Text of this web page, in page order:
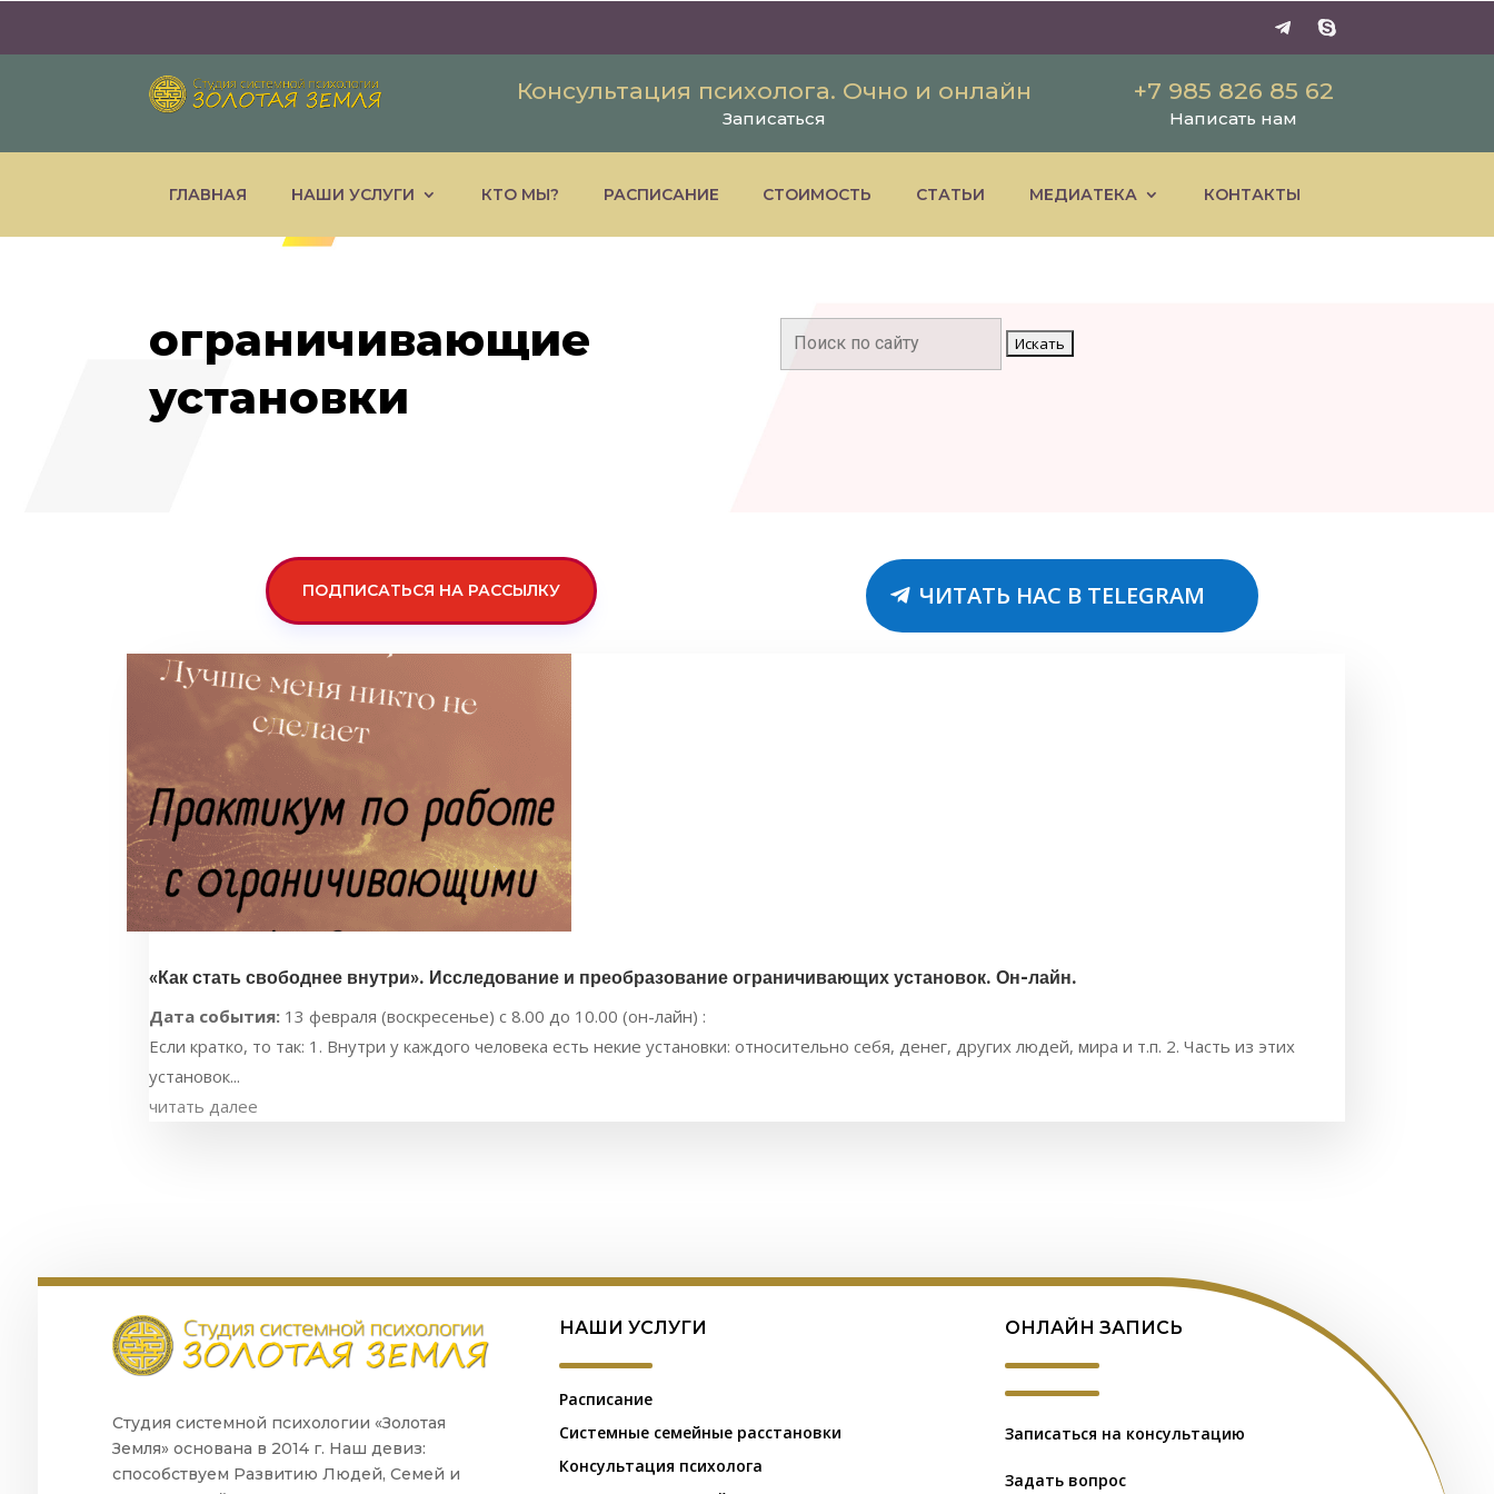
Консультация психолога. Очно и онлайн
Записаться
+7 985 826 85 62
Написать нам
ГЛАВНАЯ НАШИ УСЛУГИ КТО МЫ? РАСПИСАНИЕ СТОИМОСТЬ СТАТЬИ МЕДИАТЕКА КОНТАКТЫ
ограничивающие
установки
ПОДПИСАТЬСЯ НА РАССЫЛКУ ЧИТАТЬ НАС В TELEGRAM
«Как стать свободнее внутри». Исследование и преобразование ограничивающих установок. Он-лайн.
Дата события: 13 февраля (воскресенье) с 8.00 до 10.00 (он-лайн) :
Если кратко, то так: 1. Внутри у каждого человека есть некие установки: относительно себя, денег, других людей, мира и т.п. 2. Часть из этих
установок...
читать далее
Студия системной психологии «Золотая
Земля» основана в 2014 г. Наш девиз:
способствуем Развитию Людей, Семей и
НАШИ УСЛУГИ
Расписание
Системные семейные расстановки
Консультация психолога
ОНЛАЙН ЗАПИСЬ
Записаться на консультацию
Задать вопрос